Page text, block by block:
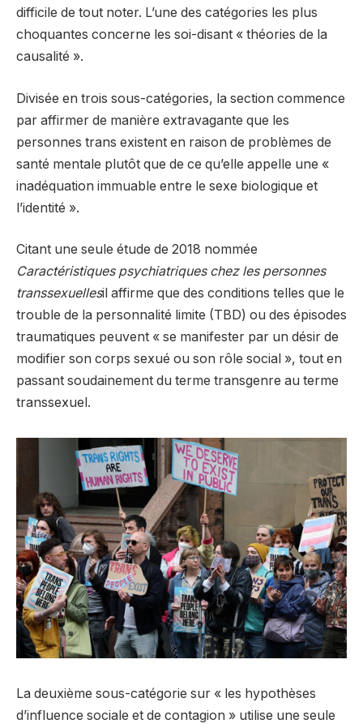
difficile de tout noter. L’une des catégories les plus
choquantes concerne les soi-disant « théories de la
causalité ».
Divisée en trois sous-catégories, la section commence
par affirmer de manière extravagante que les
personnes trans existent en raison de problèmes de
santé mentale plutôt que de ce qu’elle appelle une «
inadéquation immuable entre le sexe biologique et
l’identité ».
Citant une seule étude de 2018 nommée
Caractéristiques psychiatriques chez les personnes
transsexuellesil affirme que des conditions telles que le
trouble de la personnalité limite (TBD) ou des épisodes
traumatiques peuvent « se manifester par un désir de
modifier son corps sexué ou son rôle social », tout en
passant soudainement du terme transgenre au terme
transsexuel.
La deuxième sous-catégorie sur « les hypothèses
d’influence sociale et de contagion » utilise une seule